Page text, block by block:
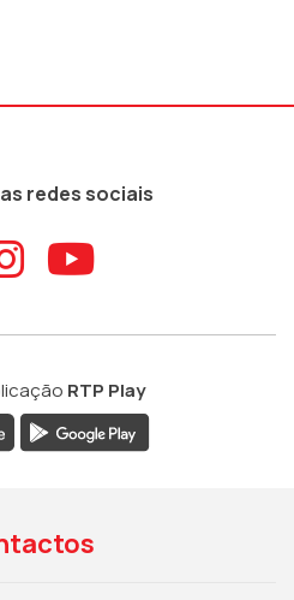
redes sociais
ao
Aceder ao
Aceder
RTP Play